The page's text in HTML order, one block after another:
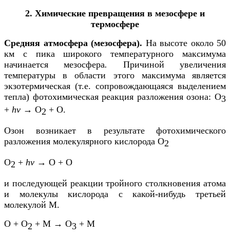
2. Химические превращения в мезосфере и
термосфере
Средняя атмосфера (мезосфера). На высоте около 50
км с пика широкого температурного максимума
начинается мезосфера.
Причиной увеличения
температуры в области этого максимума
является
экзотермическая (т.е. сопровождающаяся выделением
тепла) фотохимическая реакция разложения озона: О3
+ hv → О2 + О.
Озон возникает в результате фотохимического
разложения молекулярного кислорода О2
О2 + hv → О + О
и последующей реакции тройного столкновения атома
и молекулы кислорода с какой-нибудь третьей
молекулой М.
О + О2 + М → О3 + М